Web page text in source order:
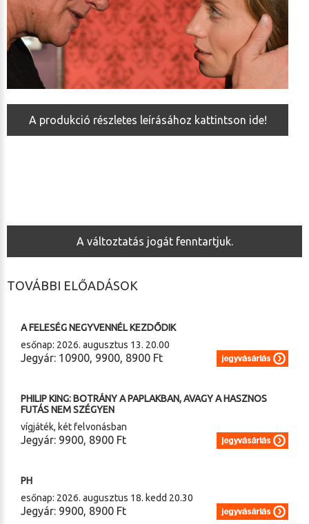
A produkció részletes leírásához kattintson ide!
A változtatás jogát fenntartjuk.
TOVÁBBI ELŐADÁSOK
A FELESÉG NEGYVENNÉL KEZDŐDIK
esőnap: 2026. augusztus 13. 20.00
Jegyár: 10900, 9900, 8900 Ft
PHILIP KING: BOTRÁNY A PAPLAKBAN, AVAGY A HASZNOS
FUTÁS NEM SZÉGYEN
vígjáték, két felvonásban
Jegyár: 9900, 8900 Ft
PH
esőnap: 2026. augusztus 18. kedd 20.30
Jegyár: 9900, 8900 Ft